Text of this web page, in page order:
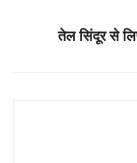
तेल सिंदूर से